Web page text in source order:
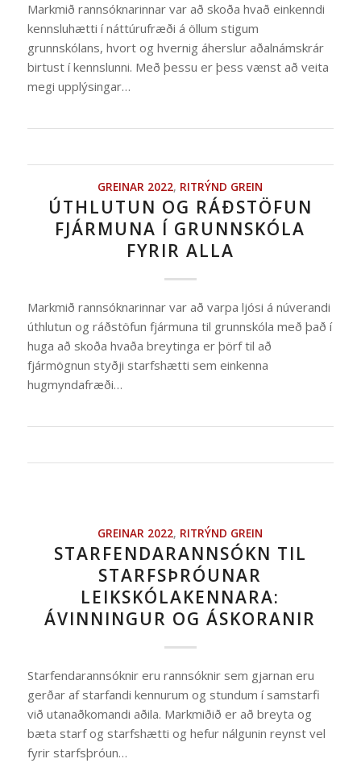
Markmið rannsóknarinnar var að skoða hvað einkenndi
kennsluhætti í náttúrufræði á öllum stigum
grunnskólans, hvort og hvernig áherslur aðalnámskrár
birtust í kennslunni. Með þessu er þess vænst að veita
megi upplýsingar…
GREINAR 2022, RITRÝND GREIN
ÚTHLUTUN OG RÁÐSTÖFUN
FJÁRMUNA Í GRUNNSKÓLA
FYRIR ALLA
Markmið rannsóknarinnar var að varpa ljósi á núverandi
úthlutun og ráðstöfun fjármuna til grunnskóla með það í
huga að skoða hvaða breytinga er þörf til að
fjármögnun styðji starfshætti sem einkenna
hugmyndafræði…
GREINAR 2022, RITRÝND GREIN
STARFENDARANNSÓKN TIL
STARFSÞRÓUNAR
LEIKSKÓLAKENNARA:
ÁVINNINGUR OG ÁSKORANIR
Starfendarannsóknir eru rannsóknir sem gjarnan eru
gerðar af starfandi kennurum og stundum í samstarfi
við utanaðkomandi aðila. Markmiðið er að breyta og
bæta starf og starfshætti og hefur nálgunin reynst vel
fyrir starfsþróun…